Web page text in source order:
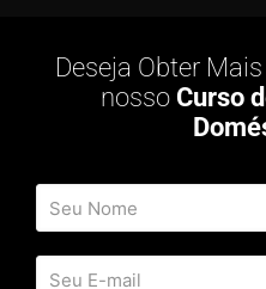
Deseja Obter
nosso Curso